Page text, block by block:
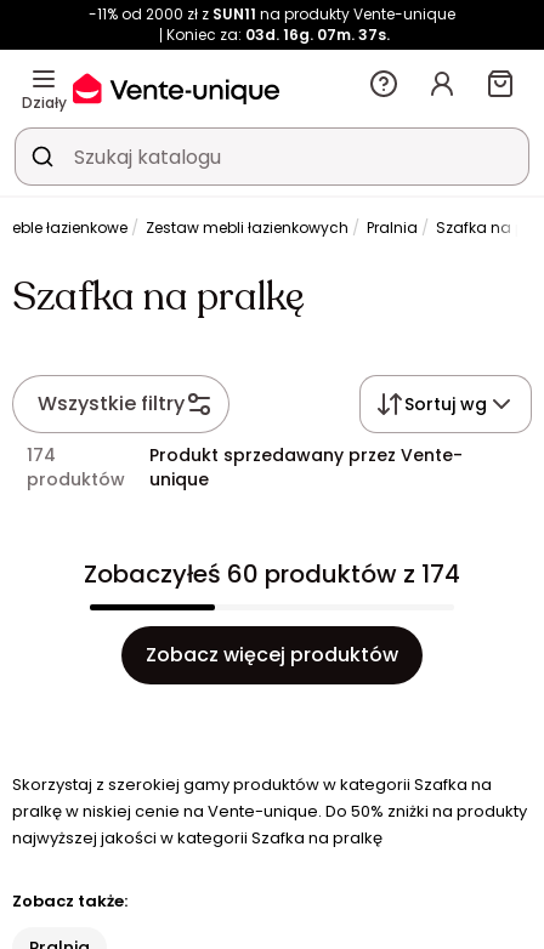
-11% od 2000 zł z SUN11 na produkty Vente-unique
Koniec za: 03d. 16g. 07m. 37s.
Działy
łazienkowe Zestaw mebli łazienkowych Pralnia Szafka na
Szafka na pralkę
Wszystkie filtry Sortuj wg
174
produktów
Produkt sprzedawany przez Vente-
unique
Zobaczyłeś 60 produktów z 174
Zobacz więcej produktów
Skorzystaj z szerokiej gamy produktów w kategorii Szafka na
pralkę w niskiej cenie na Vente-unique. Do 50% zniżki na produkty
najwyższej jakości w kategorii Szafka na pralkę
Zobacz także: